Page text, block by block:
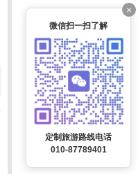
×
微信扫一扫了解
定制旅游路线电话
010-87789401